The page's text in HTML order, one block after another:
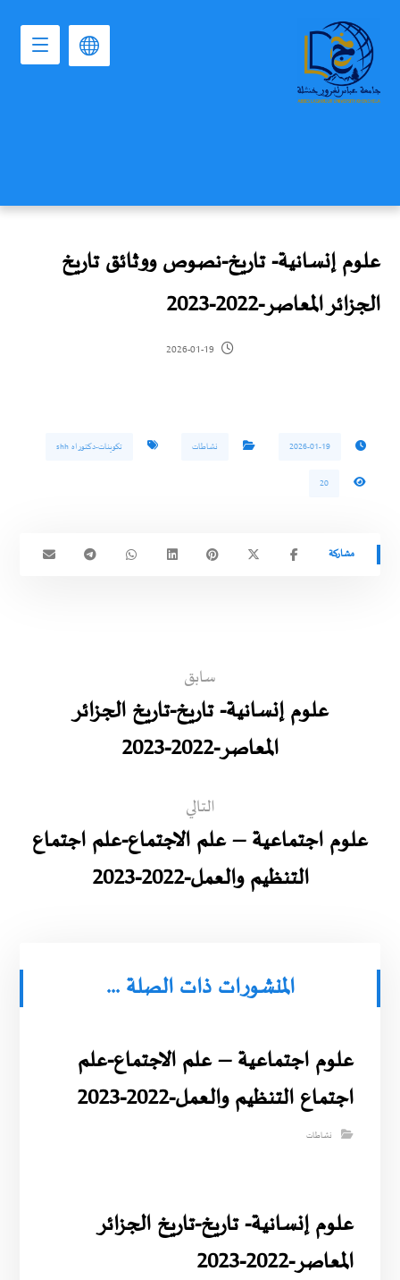
علوم إنسانية- تاريخ-نصوص ووثائق تاريخ
الجزائر المعاصر-2022-2023
2026-01-19
2026-01-19 نشاطات تكوينات-دكتوراه shh
20
سابق
علوم إنسانية- تاريخ-تاريخ الجزائر
المعاصر-2022-2023
التالي
علوم اجتماعية – علم الاجتماع-علم اجتماع
التنظيم والعمل-2022-2023
المنشورات ذات الصلة ...
علوم اجتماعية – علم الاجتماع-علم
اجتماع التنظيم والعمل-2022-2023
نشاطات
علوم إنسانية- تاريخ-تاريخ الجزائر
المعاصر-2022-2023